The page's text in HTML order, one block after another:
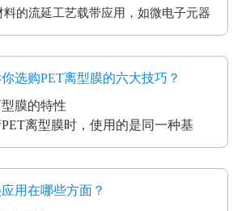
用于高温胶带、金手指复合模切加工
适用范围有热溶胶、HC的转印纸、微
胶保护膜生产加工用离型膜。除此之
力较重，在生产加工极其细微的构件
很好的避免 离型膜挪动或掉下来的功
型膜是干什么用的？
电磁波会对没经屏蔽掉的敏感度电子
数据信息失真、通讯混乱。而电流的
产生的静电感应对各种各样敏感元
压放电，其严重后果将是毁灭性的，
型膜也很重要。
料的流延工艺载带应用，如微电子元器
印刷线路板行业的层压工艺应用
应用
型行业应用
质量要求也不一样：
型对PET离型膜的要求是厚度均匀剥离
选购PET离型膜的六大技巧？
膜的特性
离型膜时，使用的是同一种基
不一样的离型剂，就会得到不一样
的离型膜在价格上都会有一些差
用在哪些方面？